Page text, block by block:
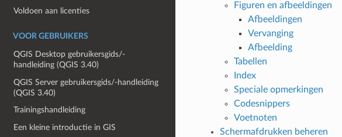
Voldoen aan licenties
VOOR GEBRUIKERS
QGIS Desktop gebruikersgids/-
handleiding (QGIS 3.40)
QGIS Server gebruikersgids/-handleiding
(QGIS 3.40)
Trainingshandleiding
Een kleine introductie in GIS
Figuren en afbeeldingen
Afbeeldingen
Vervanging
Afbeelding
Tabellen
Index
Speciale opmerkingen
Codesnippers
Voetnoten
Schermafdrukken beheren